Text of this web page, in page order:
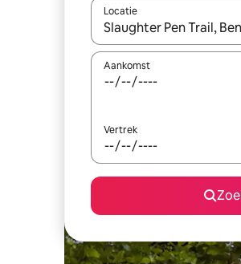
Locatie
Wanneer er resultaten
Aankomst
Vertrek